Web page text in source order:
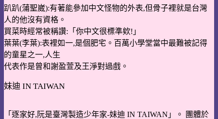
趴趴(蒲聖崴):有著能參加中文怪物的外表,但骨子裡就是台灣
人的他沒有資格。
買菜時經常被稱讚:「你中文很標準欸!」
葉葉(李葉):表裡如一,是個肥宅。百萬小學堂當中最難被記得
的童星之一,人生
代表作是曾和謝盈萱及王淨對過戲。
妹迪 IN TAIWAN
「逐家好,阮是臺灣製造少年家-妹迪 IN TAIWAN」。 團體於